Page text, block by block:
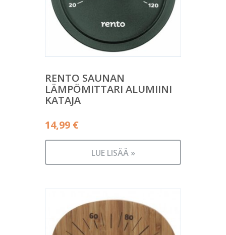
RENTO SAUNAN
LÄMPÖMITTARI ALUMIINI
KATAJA
14,99 €
LUE LISÄÄ »